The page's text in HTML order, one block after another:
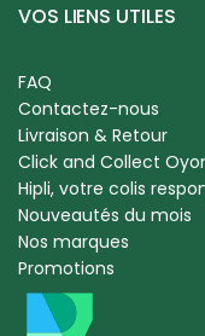
VOS LIENS UTILES
FAQ
Contactez-nous
Livraison & Retour
Click and Collect
Hipli, votre colis
Nouveautés du mois
Nos marques
Promotions